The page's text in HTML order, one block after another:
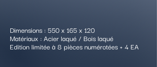
Dimensions : 550 x 165 x 120
Matériaux : Acier laqué / Bois laqué
Edition limitée à 8 pièces numérotées + 4 EA